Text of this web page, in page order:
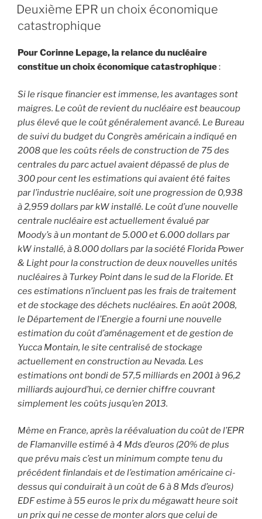
LE
Deuxième EPR un choix économique
catastrophique
Pour Corinne Lepage, la relance du nucléaire
constitue un choix économique catastrophique:
Si le risque financier est immense, les avantages sont
maigres. Le coût de revient du nucléaire est beaucoup
plus élevé que le coût généralement avancé. Le Bureau
de suivi du budget du Congrès américain a indiqué en
2008 que les coûts réels de construction de 75 des
centrales du parc actuel avaient dépassé de plus de
300 pour cent les estimations qui avaient été faites
par l’industrie nucléaire, soit une progression de 0,938
à 2,959 dollars par kW installé. Le coût d’une nouvelle
centrale nucléaire est actuellement évalué par
Moody’s à un montant de 5.000 et 6.000 dollars par
kW installé, à 8.000 dollars par la société Florida Power
& Light pour la construction de deux nouvelles unités
nucléaires à Turkey Point dans le sud de la Floride. Et
ces estimations n’incluent pas les frais de traitement
et de stockage des déchets nucléaires. En août 2008,
le Département de l’Energie a fourni une nouvelle
estimation du coût d’aménagement et de gestion de
Yucca Montain, le site centralisé de stockage
actuellement en construction au Nevada. Les
estimations ont bondi de 57,5 milliards en 2001 à 96,2
milliards aujourd’hui, ce dernier chiffre couvrant
simplement les coûts jusqu’en 2013.
Même en France, après la réévaluation du coût de l’EPR
de Flamanville estimé à 4 Mds d’euros (20% de plus
que prévu mais c’est un minimum compte tenu du
précédent finlandais et de l’estimation américaine ci-
dessus qui conduirait à un coût de 6 à 8 Mds d’euros)
EDF estime à 55 euros le prix du mégawatt heure soit
un prix qui ne cesse de monter alors que celui de